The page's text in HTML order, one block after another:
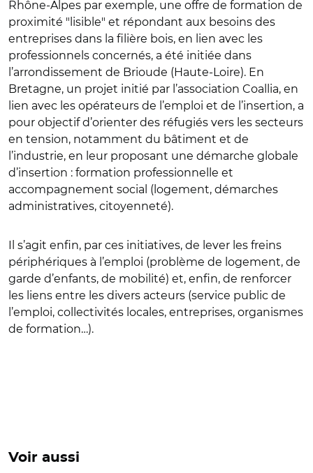
Rhône-Alpes par exemple, une offre de formation de
proximité "lisible" et répondant aux besoins des
entreprises dans la filière bois, en lien avec les
professionnels concernés, a été initiée dans
l’arrondissement de Brioude (Haute-Loire). En
Bretagne, un projet initié par l’association Coallia, en
lien avec les opérateurs de l’emploi et de l’insertion, a
pour objectif d’orienter des réfugiés vers les secteurs
en tension, notamment du bâtiment et de
l’industrie, en leur proposant une démarche globale
d’insertion : formation professionnelle et
accompagnement social (logement, démarches
administratives, citoyenneté).
Il s’agit enfin, par ces initiatives, de lever les freins
périphériques à l’emploi (problème de logement, de
garde d’enfants, de mobilité) et, enfin, de renforcer
les liens entre les divers acteurs (service public de
l’emploi, collectivités locales, entreprises, organismes
de formation…).
Voir aussi